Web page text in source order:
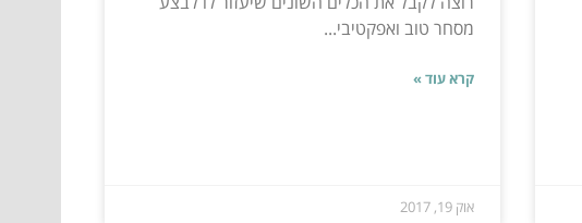
מסחר טוב ואפקטיבי...
קרא עוד »
אוק 19, 2017